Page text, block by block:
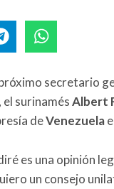
secretario
el surinamésAlbert
deVenezuela
es una opinión
un consejo